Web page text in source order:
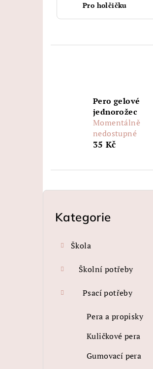
Pro holčičku
Pero gelové
jednorožec
Momentálně
nedostupné
35 Kč
P
Přeskočit
kategorie
Kategorie
Škola
Školní potřeby
Psací potřeby
Pera a propisky
Kuličkové pera
Gumovací pera